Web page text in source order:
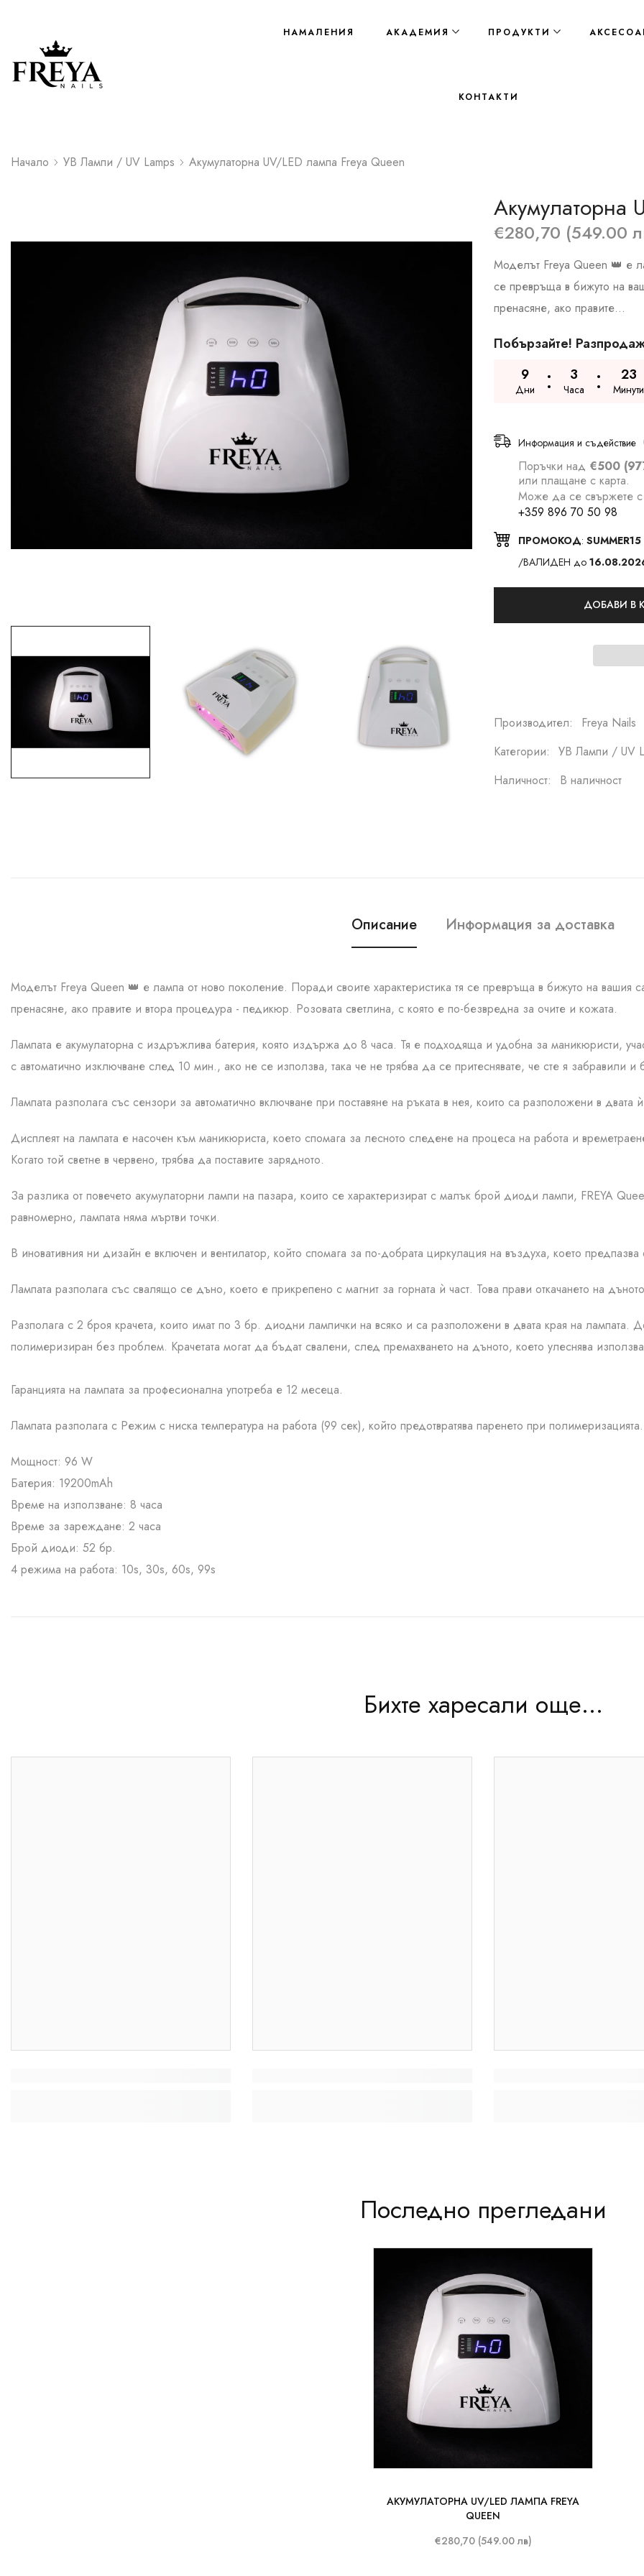
НАМАЛЕНИЯ АКАДЕМИЯ ПРОДУКТИ
КОНТАКТИ
Начало УВ Лампи / UV Lamps Акумулаторна UV/LED лампа Freya Queen
Акумулаторна
€280,70 (549.00
Моделът Freya Queen 👑 е
се превръща в бижуто на
пренасяне, ако правите...
Побързайте!
9
Дни
3
Часа
23
Минути
Информация и съдействие
Поръчки над €500
или плащане с карта.
Може да се свържете с
+359 896 70 50 98
ПРОМОКОД: SUMMER15
/ВАЛИДЕН до
ДОБАВИ В
Производител:
Freya Nails
Категории:
УВ Лампи / UV
Наличност:
В наличност
Описание Информация за доставка
Моделът Freya Queen 👑 е лампа от ново поколение. Поради своите характеристика тя се превръща в бижуто на вашия
пренасяне, ако правите и втора процедура - педикюр. Розовата светлина, с която е по-безвредна за очите и кожата.
Лампата е акумулаторна с издръжлива батерия, която издържа до 8 часа. Тя е подходяща и удобна за маникюристи,
с автоматично изключване след 10 мин., ако не се използва, така че не трябва да се притеснявате, че сте я забравили
Лампата разполага със сензори за автоматично включване при поставяне на ръката в нея, които са разположени в двата
Дисплеят на лампата е насочен към маникюриста, което спомага за лесното следене на процеса на работа и
Когато той светне в червено, трябва да поставите зарядното.
За разлика от повечето акумулаторни лампи на пазара, които се характеризират с малък брой диоди лампи, FREYA
равномерно, лампата няма мъртви точки.
В иновативния ни дизайн е включен и вентилатор, който спомага за по-добрата циркулация на въздуха, което предпазва
Лампата разполага със свалящо се дъно, което е прикрепено с магнит за горната ѝ част. Това прави откачането на
Разполага с 2 броя крачета, които имат по 3 бр. диодни лампички на всяко и са разположени в двата края на
полимеризиран без проблем. Крачетата могат да бъдат свалени, след премахването на дъното, което улеснява
Гаранцията на лампата за професионална употреба е 12 месеца.
Лампата разполага с Режим с ниска температура на работа (99 сек), който предотвратява паренето при полимеризацията.
Мощност: 96 W
Батерия: 19200mAh
Време на използване: 8 часа
Време за зареждане: 2 часа
Брой диоди: 52 бр.
4 режима на работа: 10s, 30s, 60s, 99s
Бихте харесали още...
Последно прегледани
АКУМУЛАТОРНА UV/LED ЛАМПА FREYA
QUEEN
€280,70 (549.00 лв)